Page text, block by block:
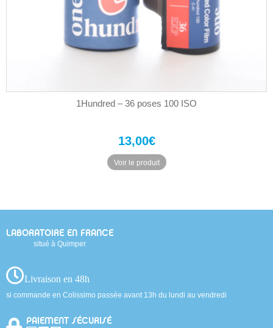
1Hundred – 36 poses 100 ISO
13,00€
Voir le produit
LABORATOIRE EN FRANCE
situé à Quimper
Livraison en 48h
si commande en Colissimo passée avant 13h du lundi au vendredi
PAIEMENT SÉCURISÉ